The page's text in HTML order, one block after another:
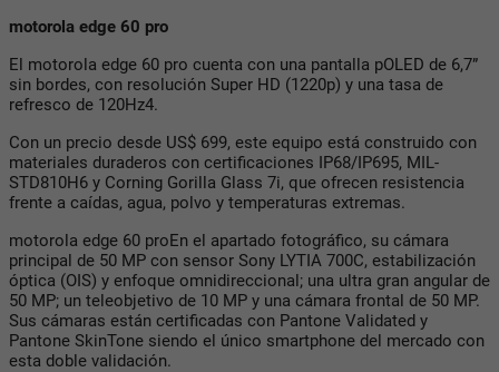
motorola edge 60 pro
El motorola edge 60 pro cuenta con una pantalla pOLED de 6,7”
sin bordes, con resolución Super HD (1220p) y una tasa de
refresco de 120Hz4.
Con un precio desde US$ 699, este equipo está construido con
materiales duraderos con certificaciones IP68/IP695, MIL-
STD810H6 y Corning Gorilla Glass 7i, que ofrecen resistencia
frente a caídas, agua, polvo y temperaturas extremas.
motorola edge 60 proEn el apartado fotográfico, su cámara
principal de 50 MP con sensor Sony LYTIA 700C, estabilización
óptica (OIS) y enfoque omnidireccional; una ultra gran angular de
50 MP; un teleobjetivo de 10 MP y una cámara frontal de 50 MP.
Sus cámaras están certificadas con Pantone Validated y
Pantone SkinTone siendo el único smartphone del mercado con
esta doble validación.